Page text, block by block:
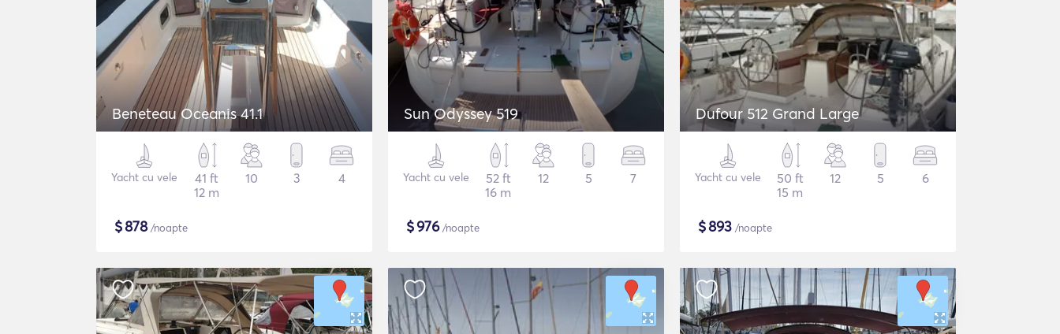
Beneteau Oceanis 41.1
Yacht cu vele
41 ft
12 m
10 3 4
$878/noapte
Sun Odyssey 519
Yacht cu vele
52 ft
16 m
12 5 7
$976/noapte
Dufour 512 Grand Large
Yacht cu vele
50 ft
15 m
12 5 6
$893 /noapte